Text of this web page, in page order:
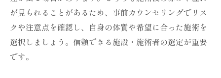
が見られることがあるため、事前カウンセリングでリス
クや注意点を確認し、自身の体質や希望に合った施術を
選択しましょう。信頼できる施設・施術者の選定が重要
です。